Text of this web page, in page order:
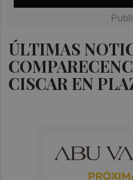
ÚLTIMAS
CISCAR EN